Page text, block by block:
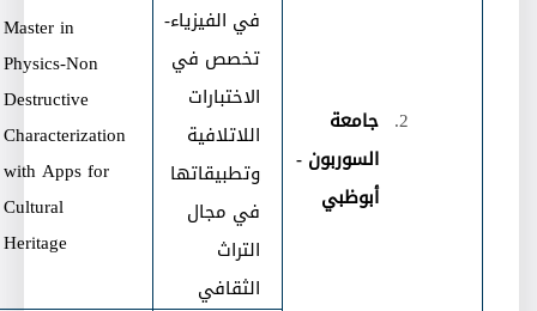
جامعة
السوربون -
أبوظبي
في الفيزياء-
تخصص في
الاختبارات
اللاتلافية
وتطبيقاتها
في مجال
التراث
الثقافي
Master in
Physics-Non
Destructive
Characterization
with Apps for
Cultural
Heritage